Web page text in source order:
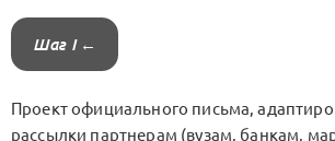
Шаг I ←
Проект официального письма,
рассылки партнерам (вузам, банкам,